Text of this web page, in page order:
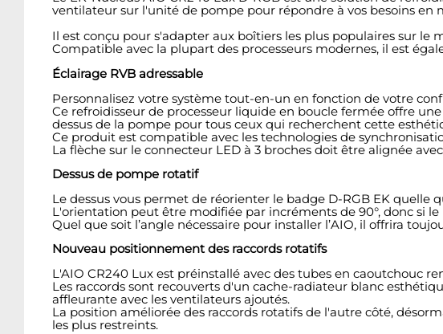
ventilateur sur l'unité de pompe pour répondre à vos besoins en
Il est conçu pour s'adapter aux boîtiers les plus populaires sur
Compatible avec la plupart des processeurs modernes, il est
Éclairage RVB adressable
Personnalisez votre système tout-en-un en fonction de votre
Ce refroidisseur de processeur liquide en boucle fermée offre
dessus de la pompe pour tous ceux qui recherchent cette
Ce produit est compatible avec les technologies de
La flèche sur le connecteur LED à 3 broches doit être alignée
Dessus de pompe rotatif
Le dessus vous permet de réorienter le badge D-RGB EK quelle
L'orientation peut être modifiée par incréments de 90°, donc si
Quel que soit l’angle nécessaire pour installer l’AIO, il offrira
Nouveau positionnement des raccords rotatifs
L'AIO CR240 Lux est préinstallé avec des tubes en caoutchouc
Les raccords sont recouverts d'un cache-radiateur blanc
affleurante avec les ventilateurs ajoutés.
La position améliorée des raccords rotatifs de l'autre côté,
les plus restreints.